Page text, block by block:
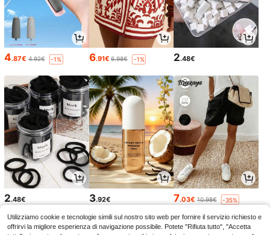
4.87€ 4.92€ -1% 6.91€ 6.98€ -1% 2.48€
2.48€ 3.92€ 7.03€ 10.98€ -35%
Utilizziamo cookie e tecnologie simili sul nostro sito web per fornire il servizio richiesto e
offrirvi la migliore esperienza di navigazione possibile. Potete "Rifiuta tutto", "Accetta